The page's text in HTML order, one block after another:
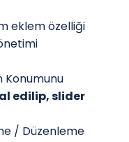
eklem özelliği
Konumunu
edilip, slider
/ Düzenleme